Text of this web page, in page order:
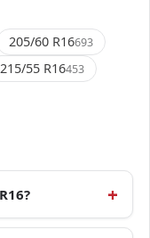
205/60 R16693
215/55 R16453